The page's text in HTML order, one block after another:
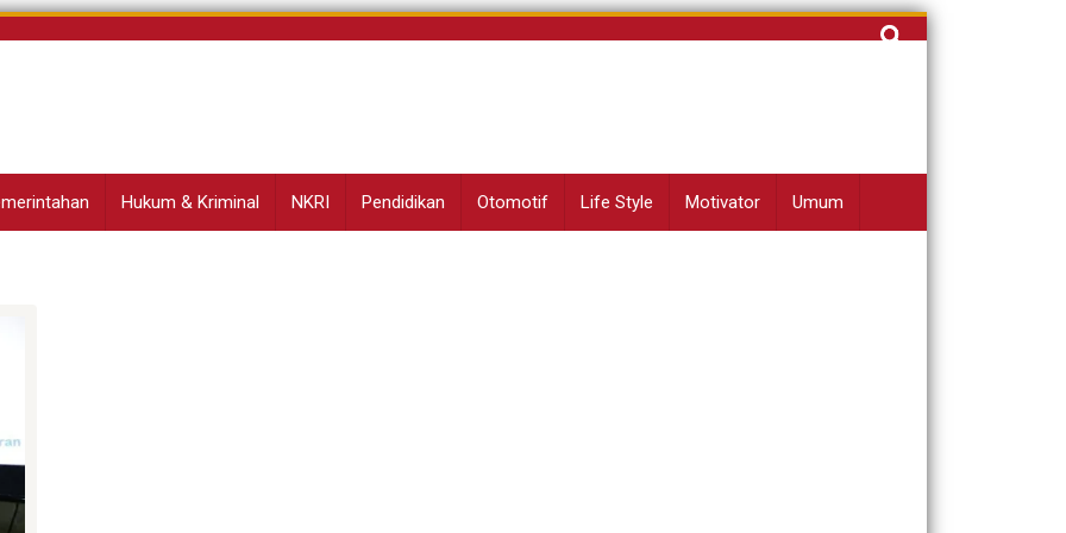
Cari
Hukum & Kriminal NKRI Pendidikan Otomotif Life Style Motivator Umum